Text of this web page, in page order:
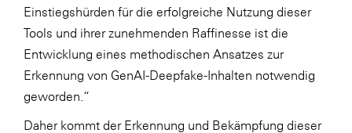
Media
Einstiegshürden für die erfolgreiche Nutzung dieser
Tools und ihrer zunehmenden Raffinesse ist die
Entwicklung eines methodischen Ansatzes zur
Erkennung von GenAI-Deepfake-Inhalten notwendig
geworden.“
Daher kommt der Erkennung und Bekämpfung dieser